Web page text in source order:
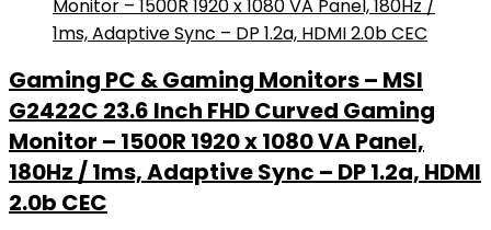
Gaming PC & Gaming Monitors – MSI
G2422C 23.6 Inch FHD Curved Gaming
Monitor – 1500R 1920 x 1080 VA Panel,
180Hz / 1ms, Adaptive Sync – DP 1.2a, HDMI
2.0b CEC